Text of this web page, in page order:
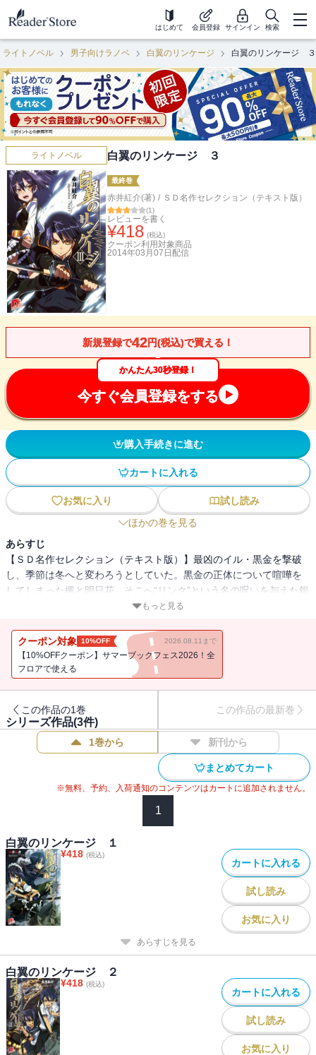
はじめて 会員登録 サインイン 検索
ライトノベル 男子向けラノベ 白翼のリンケージ 白翼のリンケージ ３
ライトノベル 白翼のリンケージ ３
最終巻
赤井紅介(著) / ＳＤ名作セレクション（テキスト版）
(1)
レビューを書く
¥418 (税込)
クーポン利用対象商品
2014年03月07日 配信
新規登録で42円(税込)で買える！
かんたん30秒登録！
今すぐ会員登録をする
購入手続きに進む
カートに入れる
お気に入り
試し読み
ほかの巻を見る
あらすじ
【ＳＤ名作セレクション（テキスト版）】最凶のイル・黒金を撃破
し、季節は冬へと変わろうとしていた。黒金の正体について喧嘩を
してしまった楓と明日花。そこへ“リンク”という名の呪いを与えた銀
狼が、昏睡状態から回復したと報せが入る。呪いの解除のために銀
知ってしまう。すべてを知った楓たちは、イルの源・真祖を倒すべ
く、入れば二度と出てはこれない、隔離街への潜入を決意する
――。楓たち内調、隔離街の住人であるクルトたち、そしてイル。
もっと見る
クーポン対象 10%OFF 2026.08.11まで
【10%OFFクーポン】サマーブックフェス2026！全
フロアで使える
この作品の1巻 この作品の最新巻
シリーズ作品(3件)
1巻から 新刊から
まとめてカート
※無料、予約、入荷通知のコンテンツはカートに追加されません。
1
白翼のリンケージ １
¥418 (税込)
カートに入れる
試し読み
お気に入り
あらすじを見る
白翼のリンケージ ２
¥418 (税込)
カートに入れる
試し読み
お気に入り